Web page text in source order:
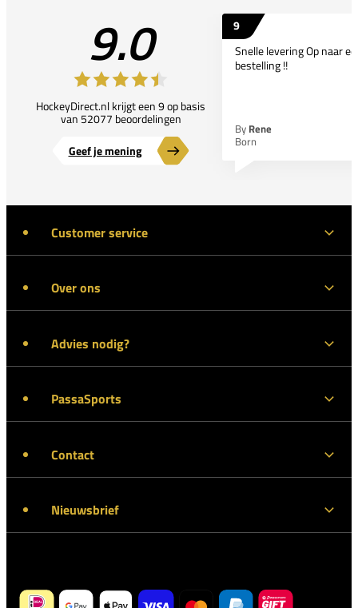
9.0
HockeyDirect.nl krijgt een 9 op basis
van 52077 beoordelingen
Geef je mening
9
Snelle levering Op naar
bestelling !!
By Rene
Born
Customer service
Over ons
Advies nodig?
PassaSports
Contact
Nieuwsbrief